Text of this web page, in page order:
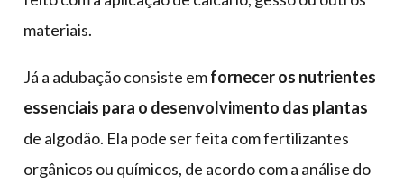
materiais.
Já a adubação consiste emfornecer os nutrientes
essenciais para o desenvolvimento das plantas
de algodão. Ela pode ser feita com fertilizantes
orgânicos ou químicos, de acordo com a análise do